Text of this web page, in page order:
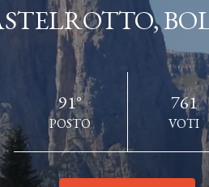
91°
POSTO
761
VOTI